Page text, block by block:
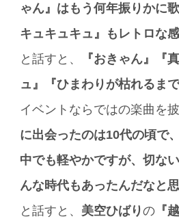
ゃん』はもう何年振りかに
キュキュキュ』もレトロな
と話すと、
『おきゃん』『
ュ』『ひまわりが枯れるまで
イベントならではの楽曲を
に出会ったのは10代の頃で
中でも軽やかですが、切な
んな時代もあったんだなと
と話すと、 美空ひばりの 『